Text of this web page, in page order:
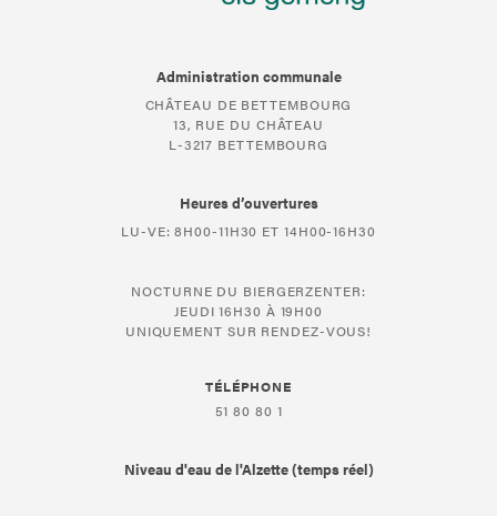
Administration communale
CHÂTEAU DE BETTEMBOURG
13, RUE DU CHÂTEAU
L-3217 BETTEMBOURG
Heures d’ouvertures
LU-VE: 8H00-11H30 ET 14H00-16H30
NOCTURNE DU BIERGERZENTER:
JEUDI 16H30 À 19H00
UNIQUEMENT SUR RENDEZ-VOUS!
TÉLÉPHONE
51 80 80 1
Niveau d'eau de l'Alzette (temps réel)